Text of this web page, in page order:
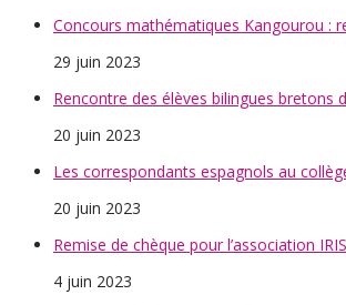
Concours mathématiques Kangourou :
29 juin 2023
Rencontre des élèves bilingues bretons
20 juin 2023
Les correspondants espagnols au
20 juin 2023
Remise de chèque pour l’association IRIS
4 juin 2023